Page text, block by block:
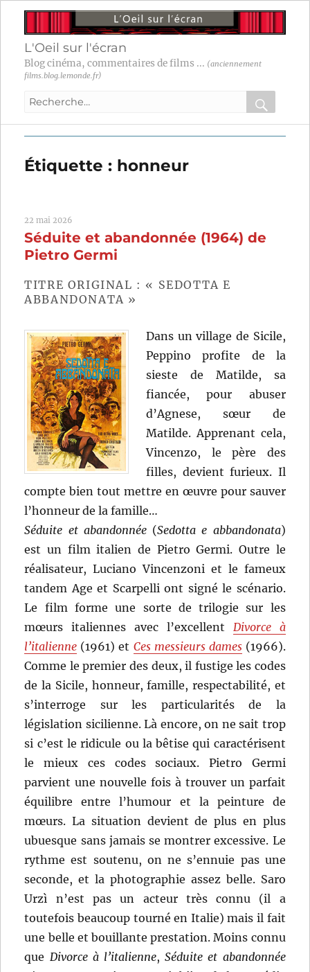
L'Oeil sur l'écran
Blog cinéma, commentaires de films ... (anciennement
films.blog.lemonde.fr)
Recherche
:
OK
Étiquette : honneur
22 mai 2026
Séduite et abandonnée (1964) de
Pietro Germi
TITRE ORIGINAL : « SEDOTTA E
ABBANDONATA »
Dans un village de Sicile,
Peppino profite de la
sieste de Matilde, sa
fiancée, pour abuser
d’Agnese, sœur de
Matilde. Apprenant cela,
Vincenzo, le père des
filles, devient furieux. Il
compte bien tout mettre en œuvre pour sauver
l’honneur de la famille…
Séduite et abandonnée(Sedotta e abbandonata)
est un film italien de Pietro Germi. Outre le
réalisateur, Luciano Vincenzoni et le fameux
tandem Age et Scarpelli ont signé le scénario.
Le film forme une sorte de trilogie sur les
mœurs italiennes avec l’excellent Divorce à
l’italienne (1961) et Ces messieurs dames(1966).
Comme le premier des deux, il fustige les codes
de la Sicile, honneur, famille, respectabilité, et
s’interroge sur les particularités de la
législation sicilienne. Là encore, on ne sait trop
si c’est le ridicule ou la bêtise qui caractérisent
le mieux ces codes sociaux. Pietro Germi
parvient une nouvelle fois à trouver un parfait
équilibre entre l’humour et la peinture de
mœurs. La situation devient de plus en plus
ubuesque sans jamais se montrer excessive. Le
rythme est soutenu, on ne s’ennuie pas une
seconde, et la photographie assez belle. Saro
Urzì n’est pas un acteur très connu (il a
toutefois beaucoup tourné en Italie) mais il fait
une belle et bouillante prestation. Moins connu
que Divorce à l’italienne,Séduite et abandonnée